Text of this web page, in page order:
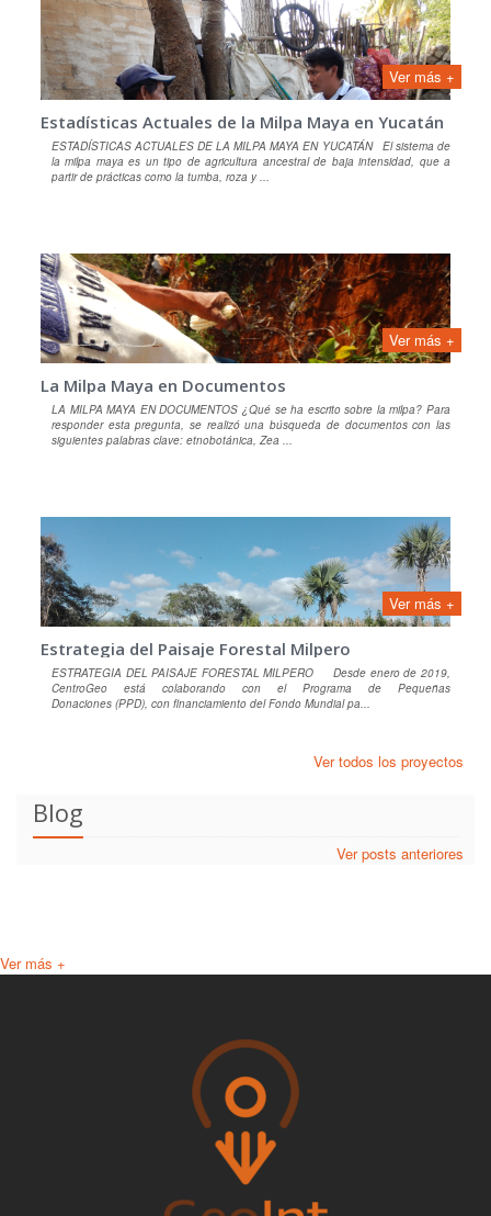
Ver todos los proyectos
Ver más +
Estadísticas Actuales de la Milpa Maya en Yucatán
ESTADÍSTICAS ACTUALES DE LA MILPA MAYA EN YUCATÁN El sistema de
la milpa maya es un tipo de agricultura ancestral de baja intensidad, que a
partir de prácticas como la tumba, roza y ...
Ver más +
La Milpa Maya en Documentos
LA MILPA MAYA EN DOCUMENTOS ¿Qué se ha escrito sobre la milpa? Para
responder esta pregunta, se realizó una búsqueda de documentos con las
siguientes palabras clave: etnobotánica, Zea ...
Ver más +
Estrategia del Paisaje Forestal Milpero
ESTRATEGIA DEL PAISAJE FORESTAL MILPERO Desde enero de 2019,
CentroGeo está colaborando con el Programa de Pequeñas
Donaciones (PPD), con financiamiento del Fondo Mundial pa...
Blog
Ver posts anteriores
Ver más +